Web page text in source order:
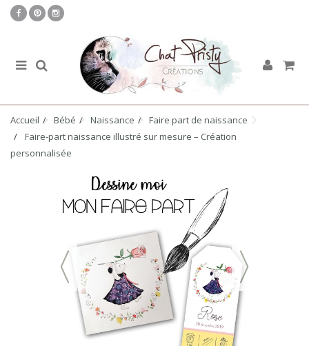
Accueil Bébé Naissance
Faire part de naissance
Faire-part naissance illustré sur mesure – Création
personnalisée